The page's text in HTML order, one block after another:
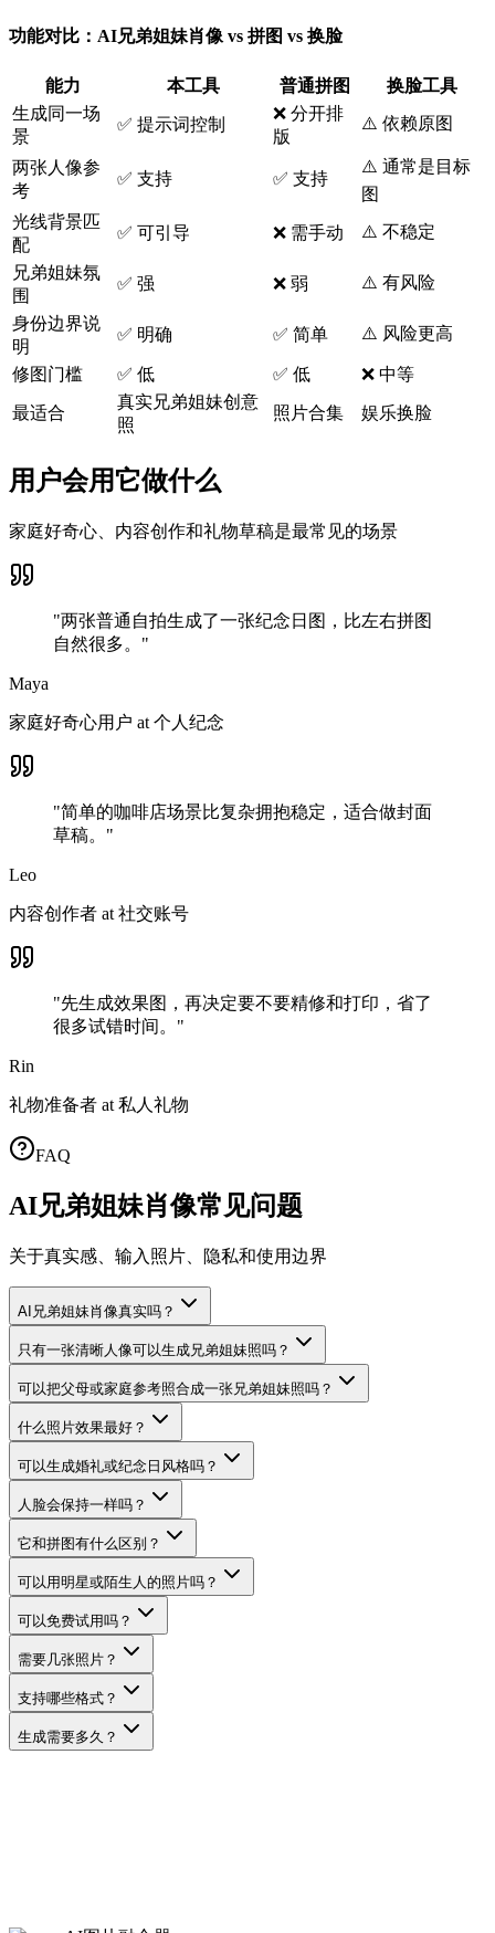
功能对比：AI兄弟姐妹肖像 vs 拼图 vs 换脸
能力 本工具 普通拼图
换脸工具
生成同一场
景
✅ 提示词控制
❌ 分开排
版
⚠️ 依赖原图
两张人像参
考
✅ 支持 ✅ 支持
⚠️ 通常是目标
图
光线背景匹
配
✅ 可引导 ❌ 需手动 ⚠️ 不稳定
兄弟姐妹氛
围
✅ 强 ❌ 弱 ⚠️ 有风险
身份边界说
明
✅ 明确 ✅ 简单 ⚠️ 风险更高
修图门槛 ✅ 低 ✅ 低 ❌ 中等
最适合
真实兄弟姐妹创意
照
照片合集 娱乐换脸
用户会用它做什么
家庭好奇心、内容创作和礼物草稿是最常见的场景
"两张普通自拍生成了一张纪念日图，比左右拼图
自然很多。 "
Maya
家庭好奇心用户 at 个人纪念
"简单的咖啡店场景比复杂拥抱稳定，适合做封面
草稿。 "
Leo
内容创作者 at 社交账号
"先生成效果图，再决定要不要精修和打印，省了
很多试错时间。 "
Rin
礼物准备者 at 私人礼物
FAQ
AI兄弟姐妹肖像常见问题
关于真实感、输入照片、隐私和使用边界
AI兄弟姐妹肖像真实吗？
只有一张清晰人像可以生成兄弟姐妹照吗？
可以把父母或家庭参考照合成一张兄弟姐妹照吗？
什么照片效果最好？
可以生成婚礼或纪念日风格吗？
人脸会保持一样吗？
它和拼图有什么区别？
可以用明星或陌生人的照片吗？
可以免费试用吗？
需要几张照片？
支持哪些格式？
生成需要多久？